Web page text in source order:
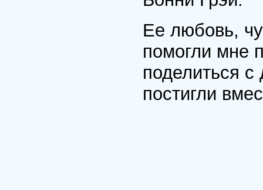
Ее любовь,
помогли мне
поделиться
постигли